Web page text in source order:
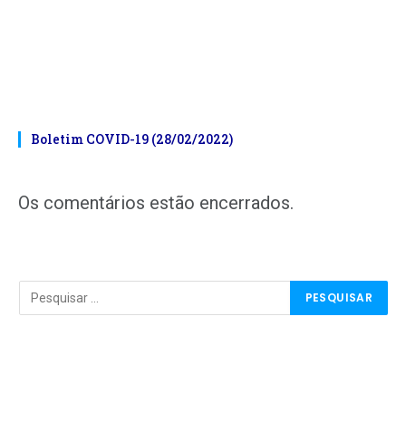
Boletim COVID-19 (28/02/2022)
Os comentários estão encerrados.